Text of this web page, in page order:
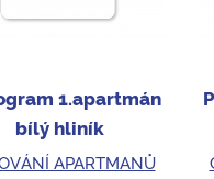
1.apartmán
bílý hliník
APARTMANŮ